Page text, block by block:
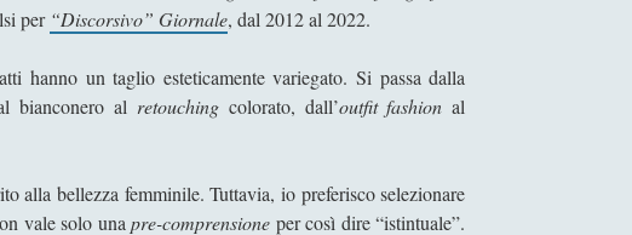
per “Discorsivo” Giornale, dal 2012 al 2022.
hanno un taglio esteticamente variegato. Si passa dalla
bianconero al retouching colorato, dall’outfit fashional
alla bellezza femminile. Tuttavia, io preferisco selezionare
vale solo unapre-comprensione per così dire “istintuale”.